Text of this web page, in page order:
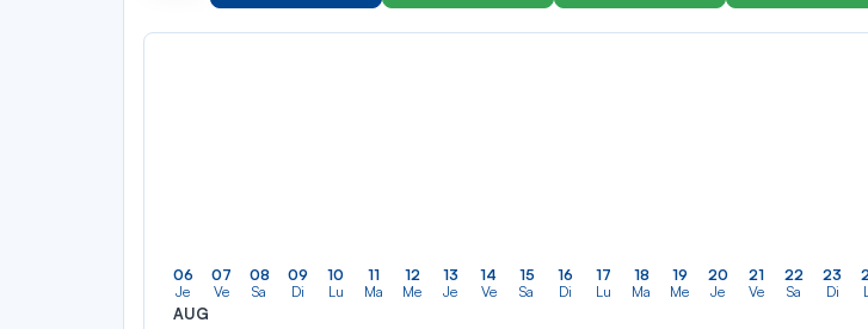
06
Je
AUG
07
Ve
08
Sa
09
Di
10
Lu
11
Ma
12
Me
13
Je
14
Ve
15
Sa
16
Di
17
Lu
18
Ma
19
Me
20
Je
21
Ve
22
Sa
23
Di